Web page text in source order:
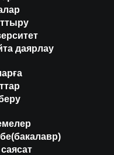
даярлау